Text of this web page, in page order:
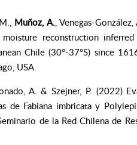
Muñoz, A. , Venegas-
reconstruction
Chile (30°-37°S) since
USA.
A. & Szejner, P. (2022)
de Fabiana imbricata y
de la Red Chilena de